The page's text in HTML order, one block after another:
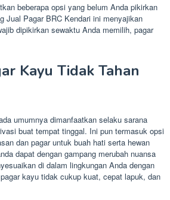
beberapa opsi yang belum Anda pikirkan
Jual Pagar BRC Kendari ini menyajikan
dipikirkan sewaktu Anda memilih, pagar
Kayu Tidak Tahan
umumnya dimanfaatkan selaku sarana
buat tempat tinggal. Ini pun termasuk opsi
dan pagar untuk buah hati serta hewan
dapat dengan gampang merubah nuansa
di dalam lingkungan Anda dengan
kayu tidak cukup kuat, cepat lapuk, dan